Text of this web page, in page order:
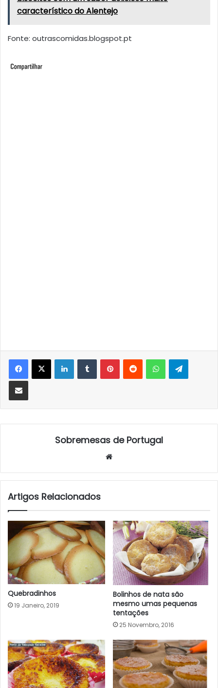
característico do Alentejo
Fonte: outrascomidas.blogspot.pt
LinkedInTumblrPinterestReddit WhatsApp
Partilhar Via Email
Sobremesas de Portugal
Artigos Relacionados
Quebradinhos
19 Janeiro, 2019
Bolinhos de nata são
mesmo umas pequenas
tentações
25 Novembro, 2016